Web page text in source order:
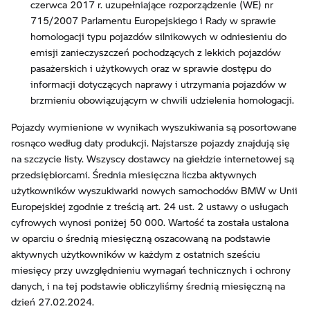
czerwca 2017 r. uzupełniające rozporządzenie (WE) nr
715/2007 Parlamentu Europejskiego i Rady w sprawie
homologacji typu pojazdów silnikowych w odniesieniu do
emisji zanieczyszczeń pochodzących z lekkich pojazdów
pasażerskich i użytkowych oraz w sprawie dostępu do
informacji dotyczących naprawy i utrzymania pojazdów w
brzmieniu obowiązującym w chwili udzielenia homologacji.
Pojazdy wymienione w wynikach wyszukiwania są posortowane
rosnąco według daty produkcji. Najstarsze pojazdy znajdują się
na szczycie listy. Wszyscy dostawcy na giełdzie internetowej są
przedsiębiorcami. Średnia miesięczna liczba aktywnych
użytkowników wyszukiwarki nowych samochodów BMW w Unii
Europejskiej zgodnie z treścią art. 24 ust. 2 ustawy o usługach
cyfrowych wynosi poniżej 50 000. Wartość ta została ustalona
w oparciu o średnią miesięczną oszacowaną na podstawie
aktywnych użytkowników w każdym z ostatnich sześciu
miesięcy przy uwzględnieniu wymagań technicznych i ochrony
danych, i na tej podstawie obliczyliśmy średnią miesięczną na
dzień 27.02.2024.